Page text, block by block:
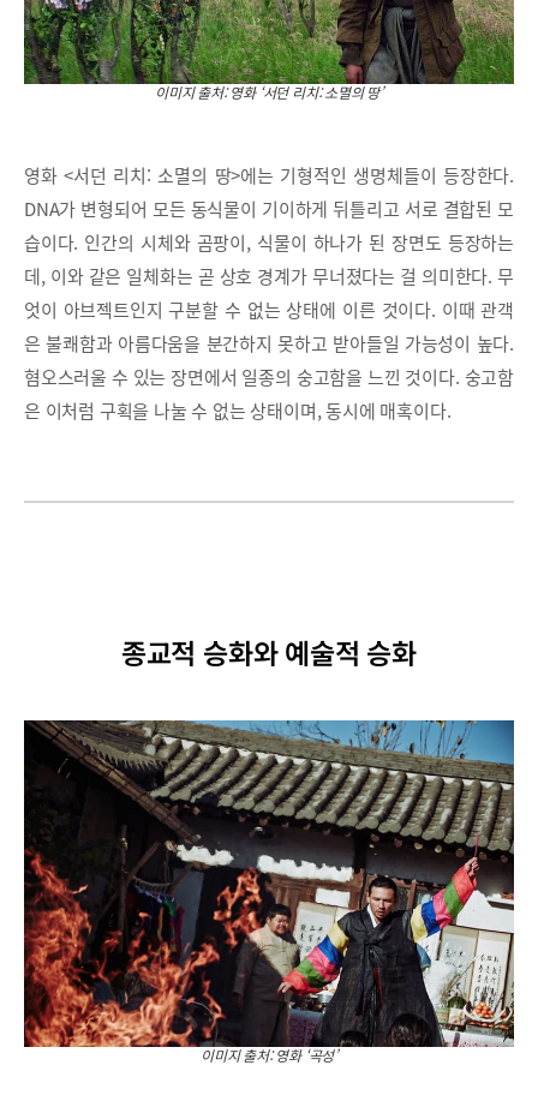
이미지 출처: 영화 ‘서던 리치: 소멸의 땅’
영화 <서던 리치: 소멸의 땅>에는 기형적인 생명체들이 등장한다.
DNA가 변형되어 모든 동식물이 기이하게 뒤틀리고 서로 결합된 모
습이다. 인간의 시체와 곰팡이, 식물이 하나가 된 장면도 등장하는
데, 이와 같은 일체화는 곧 상호 경계가 무너졌다는 걸 의미한다. 무
엇이 아브젝트인지 구분할 수 없는 상태에 이른 것이다. 이때 관객
은 불쾌함과 아름다움을 분간하지 못하고 받아들일 가능성이 높다.
혐오스러울 수 있는 장면에서 일종의 숭고함을 느낀 것이다. 숭고함
은 이처럼 구획을 나눌 수 없는 상태이며, 동시에 매혹이다.
종교적 승화와 예술적 승화
이미지 출처: 영화 ‘곡성’